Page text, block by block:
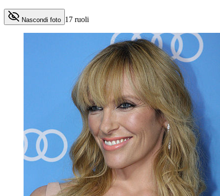
Nascondi foto 17 ruoli